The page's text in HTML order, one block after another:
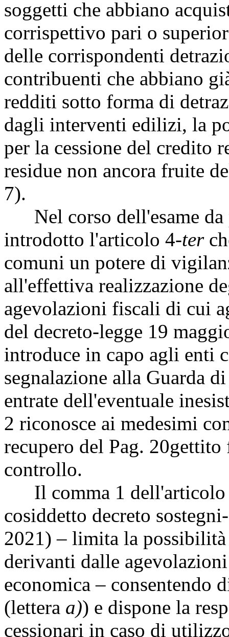
soggetti che abbiano
corrispettivo pari o
delle corrispondenti
contribuenti che abbiano
redditi sotto forma di
dagli interventi edilizi, la
per la cessione del credito
residue non ancora fruite
7).
Nel corso dell'esame da
introdotto l'articolo 4-ter
comuni un potere di
all'effettiva realizzazione
agevolazioni fiscali di cui
del decreto-legge 19
introduce in capo agli enti
segnalazione alla Guarda
entrate dell'eventuale
2 riconosce ai medesimi
recupero del Pag. 20gettito
controllo.
Il comma 1 dell'articolo
cosiddetto decreto sostegni
2021) – limita la
derivanti dalle
economica – consentendo
(lettera a)) e dispone la
cessionari in caso di